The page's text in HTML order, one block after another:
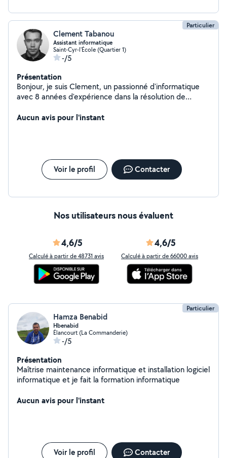
Particulier
Clement Tabanou
Assistant informatique
Saint-Cyr-l'École (Quartier 1)
-/5
Présentation
Bonjour, je suis Clement, un passionné d'informatique
avec 8 années d'expérience dans la résolution de
ordinateur, installer des logiciels, ou vous aider à
satisfaction est ma priorité.
Aucun avis pour l'instant
Voir le profil Contacter
Nos utilisateurs nous évaluent
4,6/5
Calculé à partir de 48731 avis
4,6/5
Calculé à partir de 66000 avis
Particulier
Hamza Benabid
Hbenabid
Élancourt (La Commanderie)
-/5
Présentation
Maîtrise maintenance informatique et installation logiciel
informatique et je fait la formation informatique
Aucun avis pour l'instant
Voir le profil Contacter